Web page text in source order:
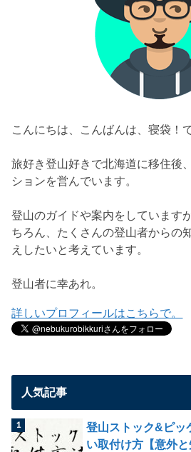
こんにちは、こんばんは、寝袋！
旅好き登山好きで北海道に移住後
ションを営んでいます。
登山のガイドや案内をしています
ちろん、たくさんの登山者からの
えしたいと考えています。
登山者に幸あれ。
詳しいプロフィールはこちらで。
人気記事
登山ストック&ピッ
い取付け方【意外と